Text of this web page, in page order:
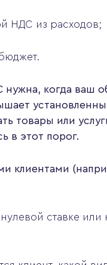
НДС из расходов;
нужна, когда ваш
товары или
в этот порог.
клиентами
ставке или